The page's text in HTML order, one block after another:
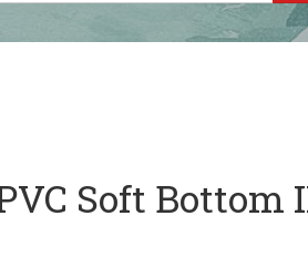
Soft Bottom